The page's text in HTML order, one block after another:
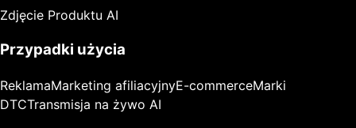
Zdjęcie Produktu AI
Przypadki użycia
ReklamaMarketing afiliacyjnyE-commerceMarki
DTCTransmisja na żywo AI